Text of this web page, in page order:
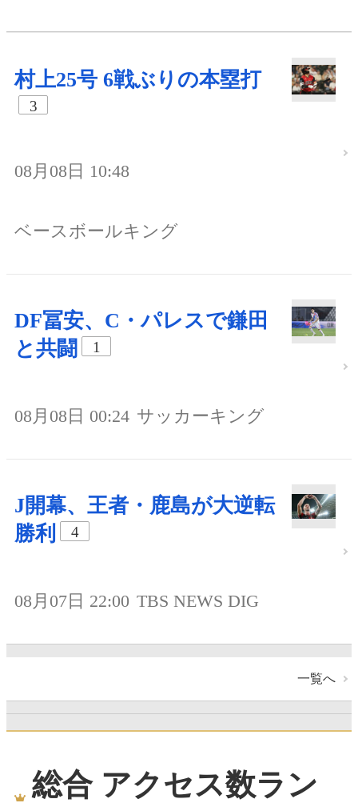
村上25号 6戦ぶりの本塁打
3
08月08日 10:48
ベースボールキング
DF冨安、C・パレスで鎌田
と共闘
1
08月08日 00:24 サッカーキング
J開幕、王者・鹿島が大逆転
勝利
4
08月07日 22:00 TBS NEWS DIG
一覧へ
総合 アクセス数ラン